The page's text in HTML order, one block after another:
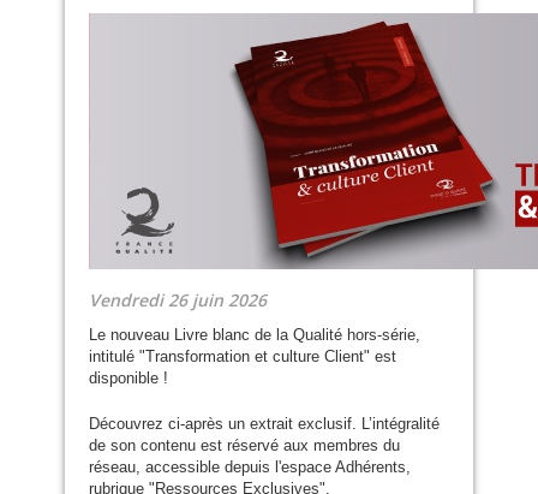
Vendredi 26 juin 2026
Le nouveau Livre blanc de la Qualité hors-série,
intitulé "Transformation et culture Client" est
disponible !
Découvrez ci-après un extrait exclusif. L’intégralité
de son contenu est réservé aux membres du
réseau, accessible depuis l'espace Adhérents,
rubrique "Ressources Exclusives".